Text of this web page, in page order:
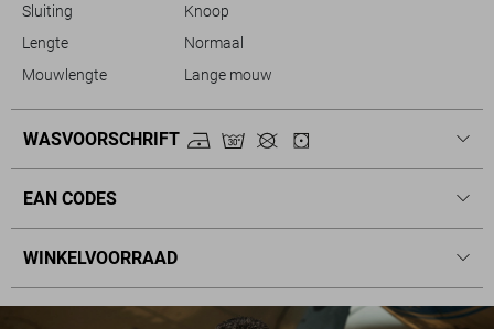
Sluiting
Knoop
Lengte
Normaal
Mouwlengte
Lange mouw
WASVOORSCHRIFT
EAN CODES
WINKELVOORRAAD